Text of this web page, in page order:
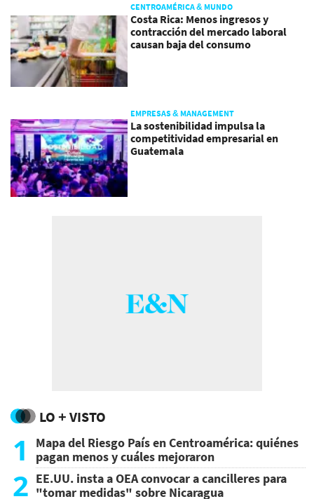
CENTROAMÉRICA & MUNDO
Costa Rica: Menos ingresos y
contracción del mercado laboral
causan baja del consumo
EMPRESAS & MANAGEMENT
La sostenibilidad impulsa la
competitividad empresarial en
Guatemala
LO + VISTO
1
Mapa del Riesgo País en Centroamérica: quiénes
pagan menos y cuáles mejoraron
2 EE.UU. insta a OEA convocar a cancilleres para
"tomar medidas" sobre Nicaragua